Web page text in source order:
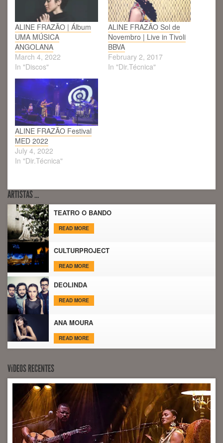
ALINE FRAZÃO | Álbum
UMA MÚSICA
ANGOLANA
March 4, 2022
In "Discos"
ALINE FRAZÃO Sol de
Novembro | Live in Tivoli
BBVA
February 2, 2017
In "Dir.Técnica"
ALINE FRAZÃO Festival
MED 2022
July 4, 2022
In "Dir.Técnica"
ARTISTAS …
TEATRO O BANDO
READ MORE
CULTURPROJECT
READ MORE
DEOLINDA
READ MORE
ANA MOURA
READ MORE
VíDEOS RECENTES